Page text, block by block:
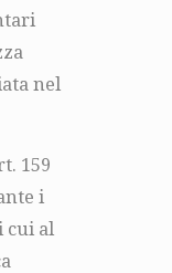
nel
159
i
cui al